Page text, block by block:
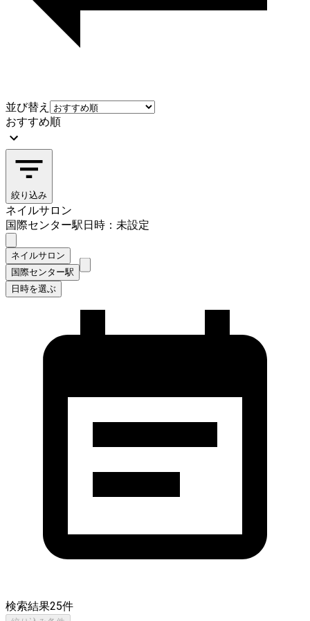
並び替え
おすすめ順
絞り込み
ネイルサロン
国際センター駅日時：未設定
ネイルサロン
国際センター駅
日時を選ぶ
検索結果25件